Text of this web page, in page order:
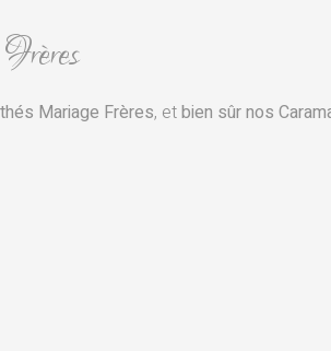
thés Mariage Frères, etbien sûr nos